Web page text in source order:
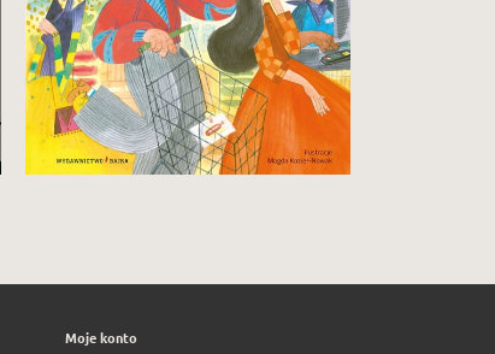
29,90 zł
Zobacz i kup
Moje konto